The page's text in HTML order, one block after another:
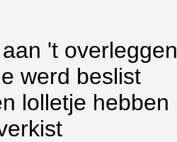
't overleggen
werd beslist
lolletje hebben